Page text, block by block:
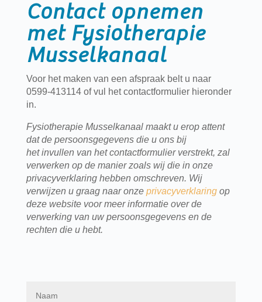
Contact opnemen
met Fysiotherapie
Musselkanaal
Voor het maken van een afspraak belt u naar
0599-413114 of vul het contactformulier hieronder
in.
Fysiotherapie Musselkanaal maakt u erop attent
dat de persoonsgegevens die u ons bij
het invullen van het contactformulier verstrekt, zal
verwerken op de manier zoals wij die in onze
privacyverklaring hebben omschreven. Wij
verwijzen u graag naar onze privacyverklaringop
deze website voor meer informatie over de
verwerking van uw persoonsgegevens en de
rechten die u hebt.